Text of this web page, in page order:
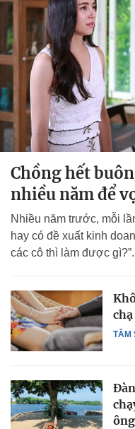
Chồng hết
nhiều năm để
Nhiều năm trước, mỗi
hay có đề xuất kinh
các cô thì làm được gì?”.
TÂM